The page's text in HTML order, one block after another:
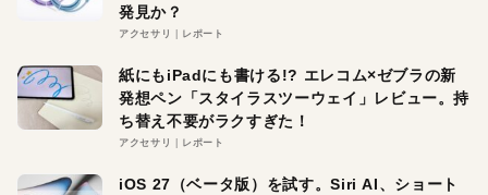
発見か？
アクセサリ レポート
紙にもiPadにも書ける!? エレコム×ゼブラの新
発想ペン「スタイラスツーウェイ」レビュー。持
ち替え不要がラクすぎた！
アクセサリ レポート
iOS 27（ベータ版）を試す。Siri AI、ショート